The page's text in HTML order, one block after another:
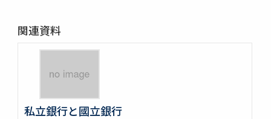
関連資料
私立銀行と國立銀行